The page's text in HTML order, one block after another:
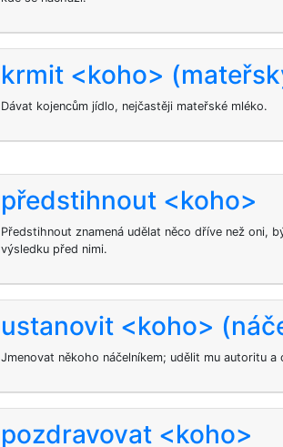
krmit <koho>
Dávat kojencům jídlo, nejčastěji mateřské mléko.
předstihnout <koho>
Předstihnout znamená udělat něco dříve než oni,
výsledku před nimi.
ustanovit <koho>
Jmenovat někoho náčelníkem; udělit mu autoritu a
pozdravovat <koho>